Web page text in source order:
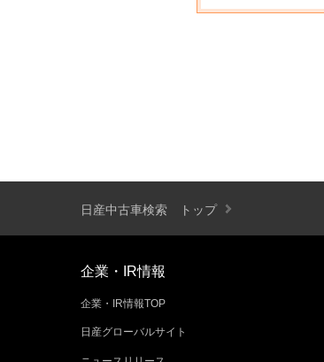
日産中古車検索 トップ
企業・IR情報
企業・IR情報TOP
日産グローバルサイト